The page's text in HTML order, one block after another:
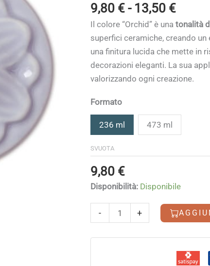
9,80 € - 13,50 €Fascia
di
da
9,80 €
a
Il colore “Orchid” è unatonalità
superfici ceramiche, creando
una finitura lucida che mette in
decorazioni eleganti. La sua
valorizzando ogni creazione.
Formato
236 ml 473 ml
SVUOTA
9,80 €
Disponibilità: Disponibile
-
quantità
+
Alternative: